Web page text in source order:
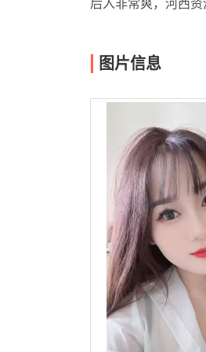
后入非常爽，河西
图片信息